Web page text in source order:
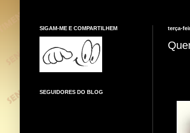
terça-
SIGAM-ME E COMPARTILHEM
SEGUIDORES DO BLOG